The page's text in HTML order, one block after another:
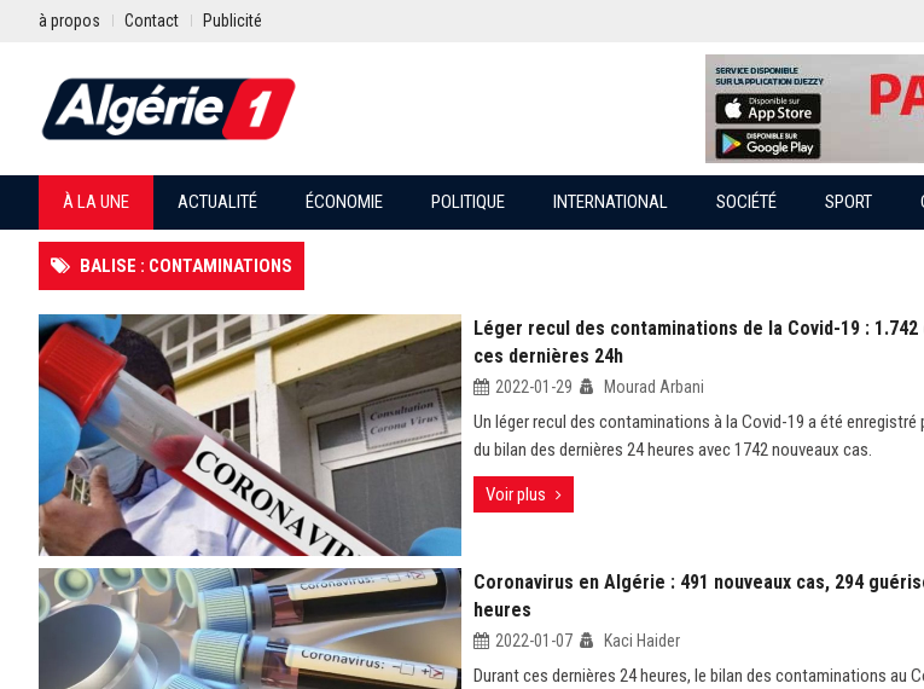
à propos Contact Publicité
À LA UNE ACTUALITÉ ÉCONOMIE POLITIQUE INTERNATIONAL SOCIÉTÉ SPORT
BALISE : CONTAMINATIONS
Léger recul des contaminations de la Covid-19 :
ces dernières 24h
2022-01-29 Mourad Arbani
Un léger recul des contaminations à la Covid-19 a été
du bilan des dernières 24 heures avec 1742 nouveaux cas.
Voir plus
Coronavirus en Algérie : 491 nouveaux cas, 294
heures
2022-01-07 Kaci Haider
Durant ces dernières 24 heures, le bilan des contaminations au